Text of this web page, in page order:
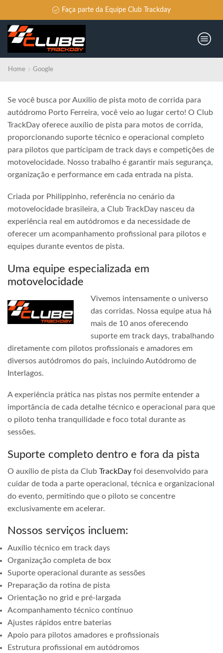
Faça parte da Equipe Club Trackday
Home Google
Se você busca por Auxilio de pista moto de corrida para
autódromo Porto Ferreira, você veio ao lugar certo! O Club
TrackDay oferece auxílio de pista para motos de corrida,
proporcionando suporte técnico e operacional completo
para pilotos que participam de track days e competições de
motovelocidade. Nosso trabalho é garantir mais segurança,
organização e performance em cada entrada na pista.
Criada por Philippinho, referência no cenário da
motovelocidade brasileira, a Club TrackDay nasceu da
experiência real em autódromos e da necessidade de
oferecer um acompanhamento profissional para pilotos e
equipes durante eventos de pista.
Uma equipe especializada em
motovelocidade
Vivemos intensamente o universo
das corridas. Nossa equipe atua há
mais de 10 anos oferecendo
suporte em track days, trabalhando
diretamente com pilotos profissionais e amadores em
diversos autódromos do país, incluindo Autódromo de
Interlagos.
A experiência prática nas pistas nos permite entender a
importância de cada detalhe técnico e operacional para que
o piloto tenha tranquilidade e foco total durante as
sessões.
Suporte completo dentro e fora da pista
O auxílio de pista da Club TrackDay foi desenvolvido para
cuidar de toda a parte operacional, técnica e organizacional
do evento, permitindo que o piloto se concentre
exclusivamente em acelerar.
Nossos serviços incluem:
Auxílio técnico em track days
Organização completa de box
Suporte operacional durante as sessões
Preparação da rotina de pista
Orientação no grid e pré-largada
Acompanhamento técnico contínuo
Ajustes rápidos entre baterias
Apoio para pilotos amadores e profissionais
Estrutura profissional em autódromos